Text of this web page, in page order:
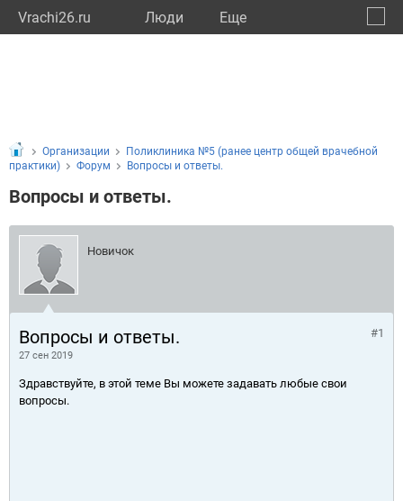
Vrachi26.ru Люди Eще
Организации
Поликлиника №5 (ранее центр общей врачебной
практики)
Форум Вопросы и ответы.
Вопросы и ответы.
Новичок
Вопросы и ответы.
27 сен 2019
#1
Здравствуйте, в этой теме Вы можете задавать любые свои
вопросы.